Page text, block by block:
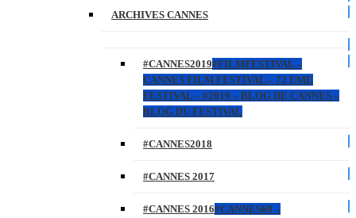
ARCHIVES CANNES
#CANNES2019#FILMFESTIVAL –
CANNES FILM FESTIVAL – 72 EME
FESTIVAL – #2019 – BLOG DE CANNES –
BLOG DU FESTIVAL
#CANNES2018
#CANNES 2017
#CANNES 2016#CANNES69 –